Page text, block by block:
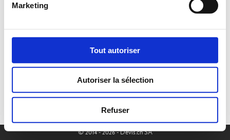
Marketing
Tout autoriser
Autoriser la sélection
Refuser
© 2014 - 2026 - Devis.ch SA